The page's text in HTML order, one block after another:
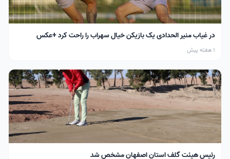
در غیاب منیر الحدادی یک بازیکن خیال سهراب را راحت کرد +عکس
1 هفته پیش
رئیس هیئت گلف استان اصفهان مشخص شد